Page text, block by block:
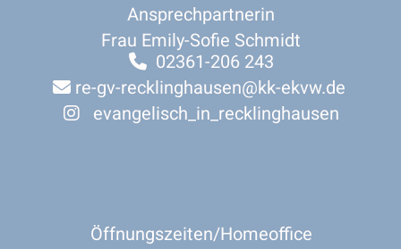
Ansprechpartnerin
Frau Emily-Sofie Schmidt
02361-206 243
re-gv-recklinghausen@kk-ekvw.de
 evangelisch_in_recklinghausen
Öffnungszeiten/Homeoffice